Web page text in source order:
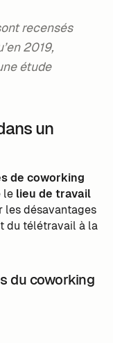
recensés
2019,
étude
un
de coworking
le lieu de travail
les désavantages
du télétravail à la
du coworking